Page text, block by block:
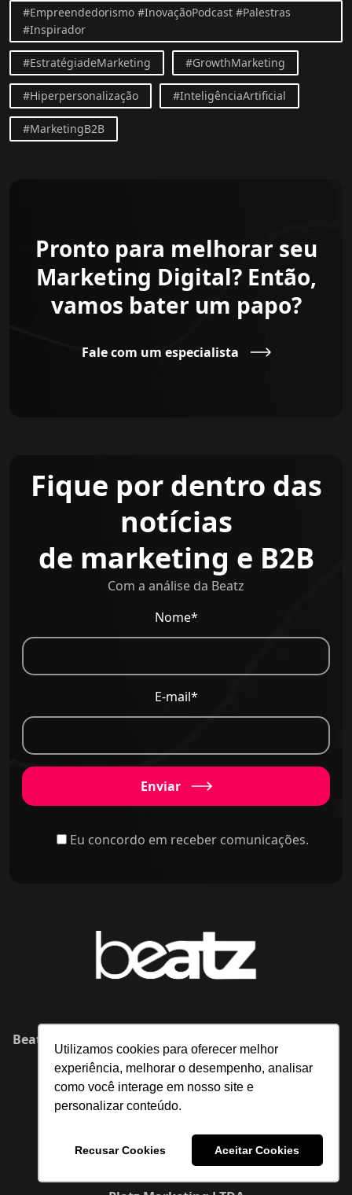
Utilizamos cookies para oferecer melhor
experiência, melhorar o desempenho, analisar
como você interage em nosso site e
personalizar conteúdo.
Recusar Cookies Aceitar Cookies
#Empreendedorismo #InovaçãoPodcast #Palestras
#Inspirador
#EstratégiadeMarketing #GrowthMarketing
#Hiperpersonalização #InteligênciaArtificial
#MarketingB2B
Pronto para melhorar seu
Marketing Digital? Então,
vamos bater um papo?
Fale com um especialista
Fique por dentro das
notícias
de marketing e B2B
Com a análise da Beatz
Nome*
E-mail*
Enviar
Eu concordo em receber comunicações.
Beatz – Agência de Marketing Digital em Indaiatuba
Rua Pedro Gonçalves, 1400 – Centro
6º andar, Salas 61 e 62
CEP: 13330-210 | Indaiatuba/SP
Beatz – Orlando/FL (USA)
55 W Church St, Orlando, FL 32801